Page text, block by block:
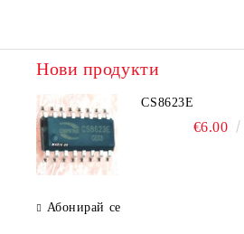
Нови продукти
CS8623E
€6.00
Абонирай се